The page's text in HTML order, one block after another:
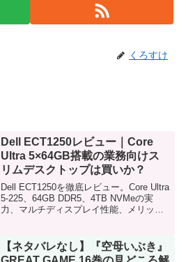
くろすけ
Dell ECT1250レビュー｜Core
Ultra 5×64GB搭載の業務向けス
リムデスクトップは買いか？
Dell ECT1250を徹底レビュー。Core Ultra
5-225、64GB DDR5、4TB NVMeの実
力、マルチディスプレイ性能、メリッ
【ネタバレなし】『空母いぶき』